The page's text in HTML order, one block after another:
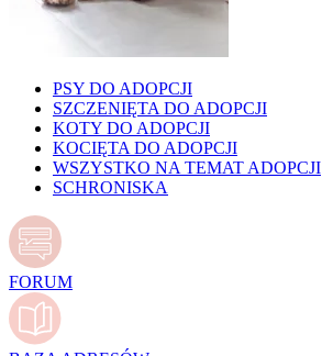
PSY DO ADOPCJI
SZCZENIĘTA DO ADOPCJI
KOTY DO ADOPCJI
KOCIĘTA DO ADOPCJI
WSZYSTKO NA TEMAT ADOPCJI
SCHRONISKA
FORUM